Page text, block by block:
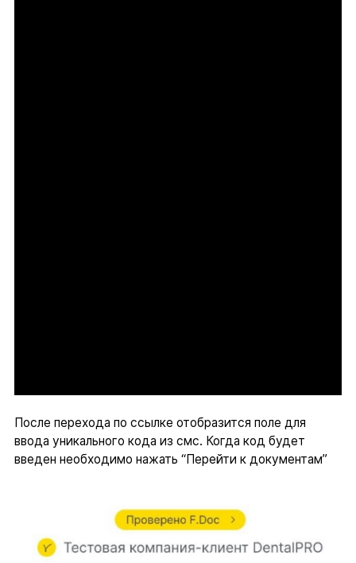
После перехода по ссылке отобразится поле для
ввода уникального кода из смс. Когда код будет
введен необходимо нажать “Перейти к документам”